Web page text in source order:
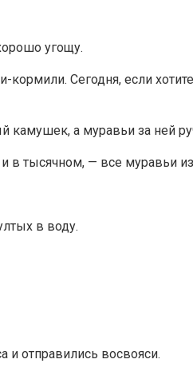
угощу.
Сегодня, если
камушек, а муравьи за ней
тысячном, — все муравьи
в воду.
и отправились восвояси.